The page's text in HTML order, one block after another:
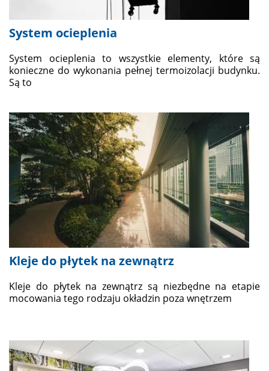
System ocieplenia
System ocieplenia to wszystkie elementy, które są
konieczne do wykonania pełnej termoizolacji budynku.
Są to
Kleje do płytek na zewnątrz
Kleje do płytek na zewnątrz są niezbędne na etapie
mocowania tego rodzaju okładzin poza wnętrzem